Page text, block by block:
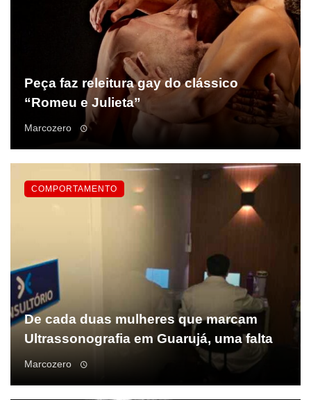
Peça faz releitura gay do clássico
“Romeu e Julieta”
Marcozero
De cada duas mulheres que marcam
Ultrassonografia em Guarujá, uma falta
Marcozero
COMPORTAMENTO